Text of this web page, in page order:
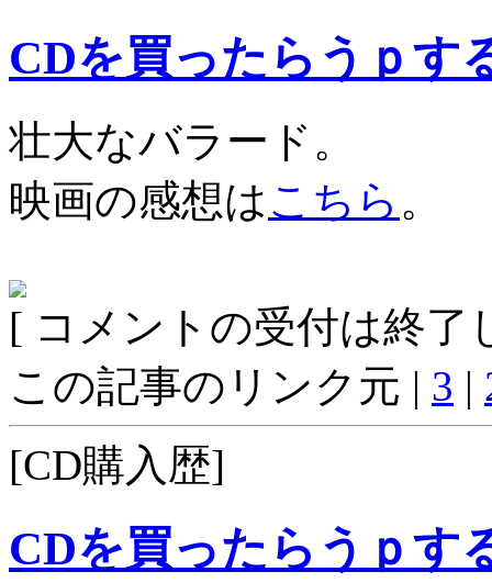
CDを買ったらうｐす
壮大なバラード。
映画の感想はこちら 。
[ コメントの受付は終了
この記事のリンク元 | 3 |
[CD購入歴]
CDを買ったらうｐす